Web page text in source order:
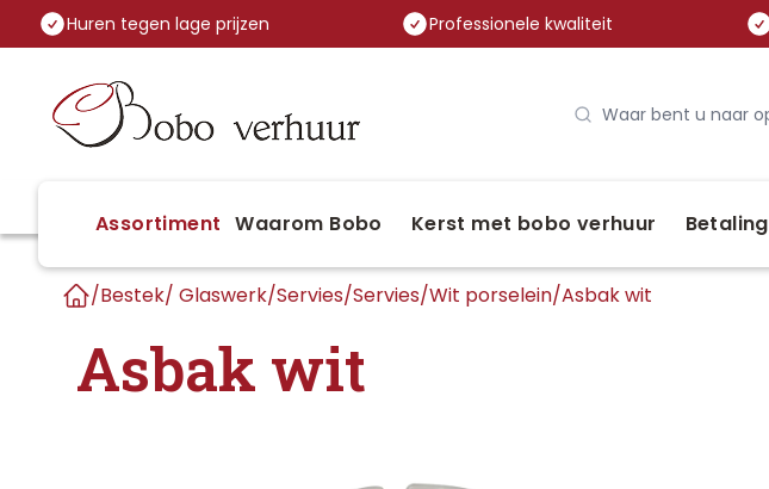
Huren tegen lage prijzen Professionele kwaliteit
Assortiment Waarom Bobo Kerst met bobo verhuur Betaling
/Bestek/ Glaswerk/Servies/Servies/Wit porselein/Asbak wit
Asbak wit